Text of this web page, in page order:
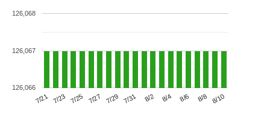
7/21 7/23 7/25 7/27 7/29 7/31 8/2 8/4 8/6 8/8 8/10
126,066
126,067
126,068